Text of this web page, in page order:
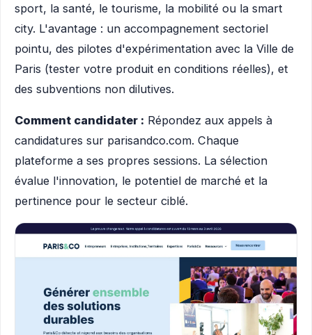
sport, la santé, le tourisme, la mobilité ou la smart
city. L'avantage : un accompagnement sectoriel
pointu, des pilotes d'expérimentation avec la Ville de
Paris (tester votre produit en conditions réelles), et
des subventions non dilutives.
Comment candidater : Répondez aux appels à
candidatures sur parisandco.com. Chaque
plateforme a ses propres sessions. La sélection
évalue l'innovation, le potentiel de marché et la
pertinence pour le secteur ciblé.